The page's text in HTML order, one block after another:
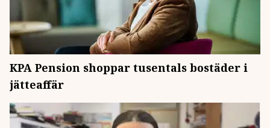
KPA Pension shoppar tusentals bostäder i
jätteaffär